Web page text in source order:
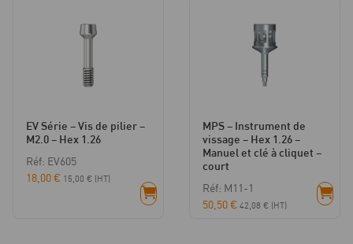
EV Série – Vis de pilier –
M2.0 – Hex 1.26
Réf: EV605
18,00€ 15,00 € (HT)
MPS – Instrument de
vissage – Hex 1.26 –
Manuel et clé à cliquet –
court
Réf: M11-1
50,50€ 42,08 € (HT)